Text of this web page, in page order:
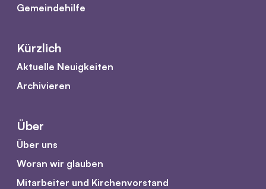
Gemeindehilfe
Kürzlich
Aktuelle Neuigkeiten
Archivieren
Über
Über uns
Woran wir glauben
Mitarbeiter und Kirchenvorstand